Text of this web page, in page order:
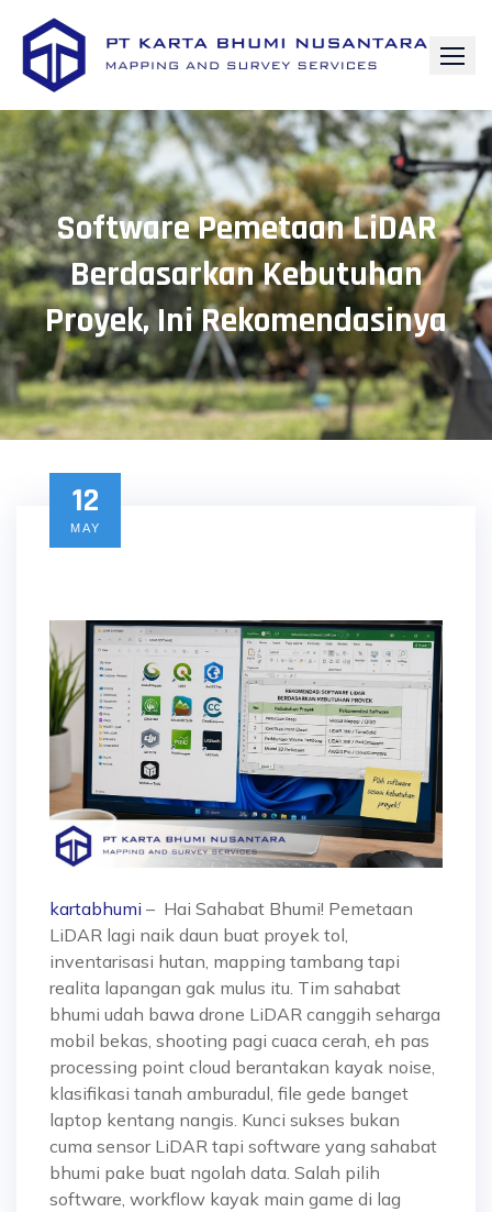
content
Software Pemetaan LiDAR
Berdasarkan Kebutuhan
Proyek, Ini Rekomendasinya
12
MAY
kartabhumi – Hai Sahabat Bhumi! Pemetaan
LiDAR lagi naik daun buat proyek tol,
inventarisasi hutan, mapping tambang tapi
realita lapangan gak mulus itu. Tim sahabat
bhumi udah bawa drone LiDAR canggih seharga
mobil bekas, shooting pagi cuaca cerah, eh pas
processing point cloud berantakan kayak noise,
klasifikasi tanah amburadul, file gede banget
laptop kentang nangis. Kunci sukses bukan
cuma sensor LiDAR tapi software yang sahabat
bhumi pake buat ngolah data. Salah pilih
software, workflow kayak main game di lag